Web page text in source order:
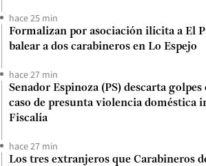
hace 25 min
Formalizan por asociación ilícita a El
balear a dos carabineros en Lo Espejo
hace 27 min
Senador Espinoza (PS) descarta
caso de presunta violencia doméstica
Fiscalía
hace 27 min
Los tres extranjeros que Carabineros